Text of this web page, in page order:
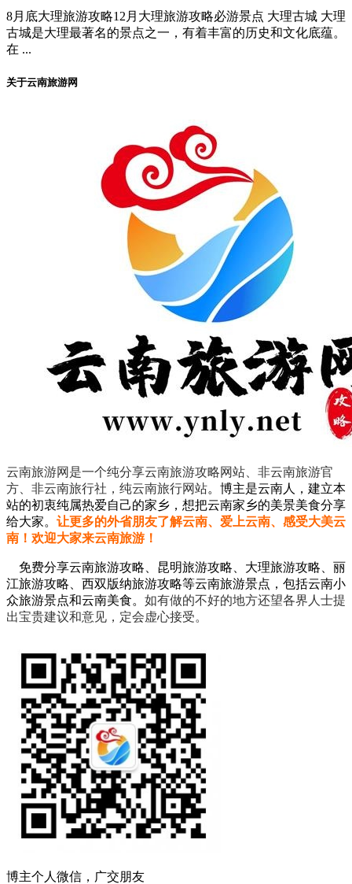
8月底大理旅游攻略12月大理旅游攻略必游景点 大理古城 大理
古城是大理最著名的景点之一，有着丰富的历史和文化底蕴。
在 ...
关于云南旅游网
云南旅游网是一个纯分享云南旅游攻略网站、非云南旅游官
方、非云南旅行社，纯云南旅行网站。 博主是云南人，建立本
站的初衷纯属热爱自己的家乡，想把云南家乡的美景美食分享
给大家。 让更多的外省朋友了解云南、爱上云南、感受大美云
南！欢迎大家来云南旅游！
免费分享云南旅游攻略、昆明旅游攻略、大理旅游攻略、丽
江旅游攻略、西双版纳旅游攻略等云南旅游景点，包括云南小
众旅游景点和云南美食。 如有做的不好的地方还望各界人士提
出宝贵建议和意见，定会虚心接受。
博主个人微信，广交朋友